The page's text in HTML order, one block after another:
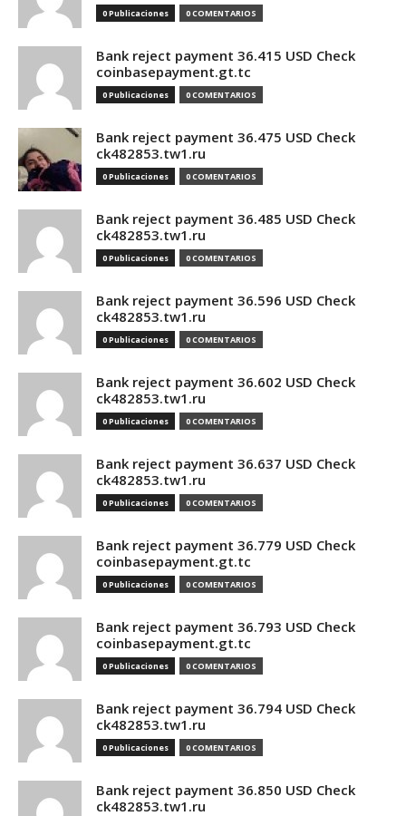
0 Publicaciones 0 COMENTARIOS
Bank reject payment 36.415 USD Check
coinbasepayment.gt.tc
0 Publicaciones 0 COMENTARIOS
Bank reject payment 36.475 USD Check
ck482853.tw1.ru
0 Publicaciones 0 COMENTARIOS
Bank reject payment 36.485 USD Check
ck482853.tw1.ru
0 Publicaciones 0 COMENTARIOS
Bank reject payment 36.596 USD Check
ck482853.tw1.ru
0 Publicaciones 0 COMENTARIOS
Bank reject payment 36.602 USD Check
ck482853.tw1.ru
0 Publicaciones 0 COMENTARIOS
Bank reject payment 36.637 USD Check
ck482853.tw1.ru
0 Publicaciones 0 COMENTARIOS
Bank reject payment 36.779 USD Check
coinbasepayment.gt.tc
0 Publicaciones 0 COMENTARIOS
Bank reject payment 36.793 USD Check
coinbasepayment.gt.tc
0 Publicaciones 0 COMENTARIOS
Bank reject payment 36.794 USD Check
ck482853.tw1.ru
0 Publicaciones 0 COMENTARIOS
Bank reject payment 36.850 USD Check
ck482853.tw1.ru